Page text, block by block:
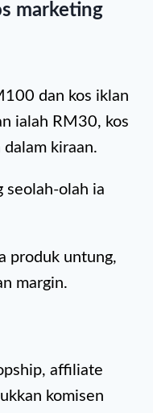
marketing
dan kos iklan
ialah RM30, kos
kiraan.
seolah-olah ia
produk untung,
margin.
affiliate
komisen